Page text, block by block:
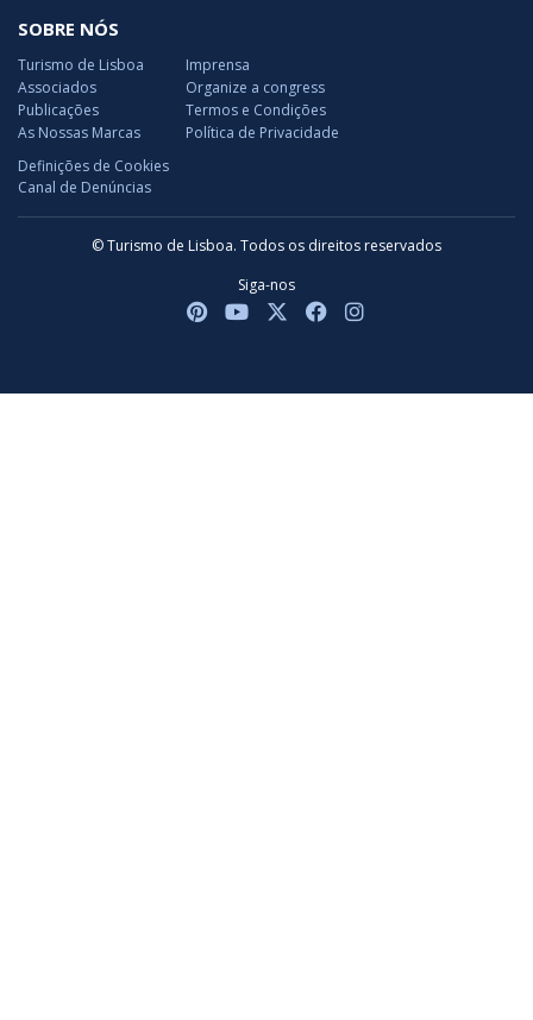
SOBRE NÓS
Turismo de Lisboa
Associados
Publicações
As Nossas Marcas
Imprensa
Organize a congress
Termos e Condições
Política de Privacidade
Definições de Cookies
Canal de Denúncias
© Turismo de Lisboa. Todos os direitos reservados
Siga-nos